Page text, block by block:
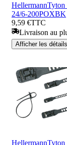
24/6-200POXBK
9,59 €TTC
Livraison au
Afficher les détails
HellermannTyton